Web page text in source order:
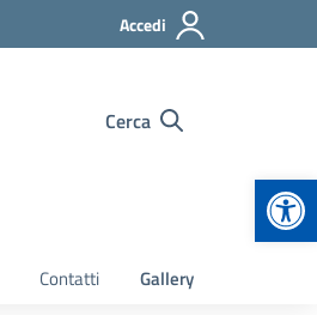
Accedi
Cerca
Contatti Gallery